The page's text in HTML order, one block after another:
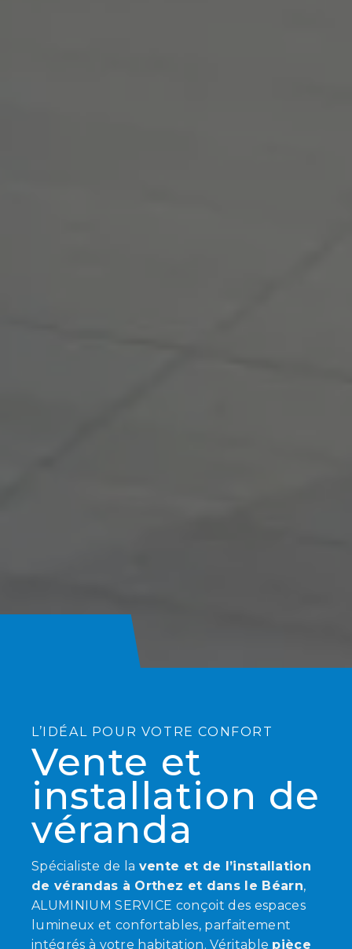
L’IDÉAL POUR VOTRE CONFORT
Vente et
installation de
véranda
Spécialiste de la vente et de l’installation
de vérandas à Orthez et dans le Béarn,
ALUMINIUM SERVICE conçoit des espaces
lumineux et confortables, parfaitement
intégrés à votre habitation. Véritable pièce